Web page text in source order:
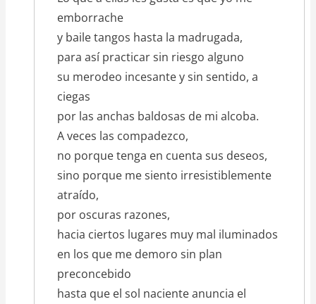
emborrache
y baile tangos hasta la madrugada,
para así practicar sin riesgo alguno
su merodeo incesante y sin sentido, a
ciegas
por las anchas baldosas de mi alcoba.
A veces las compadezco,
no porque tenga en cuenta sus deseos,
sino porque me siento irresistiblemente
atraído,
por oscuras razones,
hacia ciertos lugares muy mal iluminados
en los que me demoro sin plan
preconcebido
hasta que el sol naciente anuncia el